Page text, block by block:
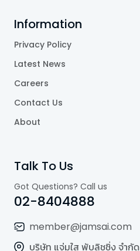
Information
Privacy Policy
Latest News
Careers
Contact Us
About
Talk To Us
Got Questions? Call us
02-8404888
member@jamsai.com
บริษัท แจ่มใส พับลิชชิ่ง จำกัด